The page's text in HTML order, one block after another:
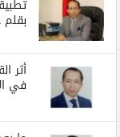
أثر
في